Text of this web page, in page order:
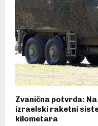
Zvanična potvrda:
izraelski raketni
kilometara